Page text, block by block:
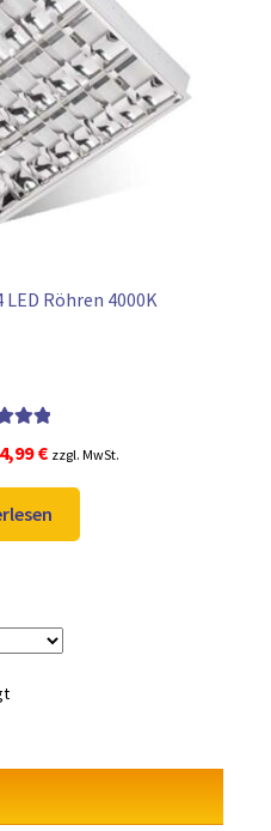
Röhren 4000K
von 5
€
€Aktueller
Preis
ist:
84,99 €.
zzgl. MwSt.